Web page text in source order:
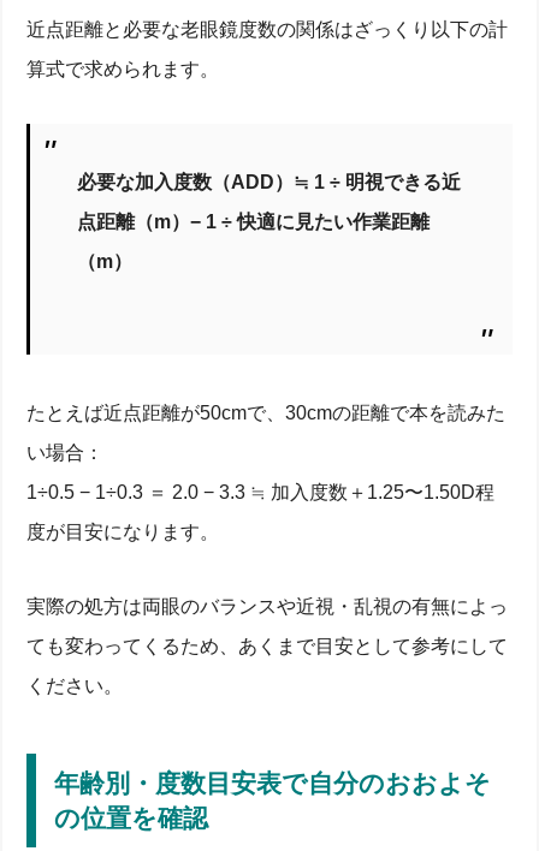
近点距離と必要な老眼鏡度数の関係はざっくり以下の計
算式で求められます。
必要な加入度数（ADD）≒ 1 ÷ 明視できる近
点距離（m）− 1 ÷ 快適に見たい作業距離
（m）
たとえば近点距離が50cmで、30cmの距離で本を読みた
い場合：
1÷0.5 − 1÷0.3 ＝ 2.0 − 3.3 ≒ 加入度数＋1.25〜1.50D程
度が目安になります。
実際の処方は両眼のバランスや近視・乱視の有無によっ
ても変わってくるため、あくまで目安として参考にして
ください。
年齢別・度数目安表で自分のおおよそ
の位置を確認